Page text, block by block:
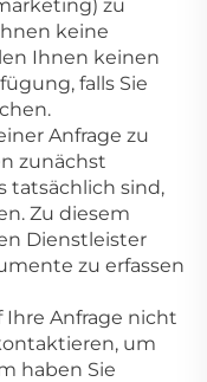
zu
keine
Ihnen keinen
falls Sie
Anfrage zu
zunächst
tatsächlich sind,
Zu diesem
Dienstleister
zu erfassen
Ihre Anfrage nicht
um
haben Sie